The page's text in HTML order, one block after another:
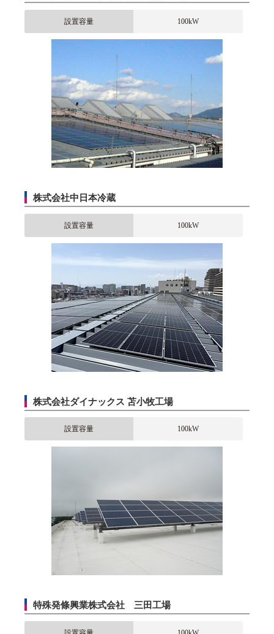
設置容量 100kW
株式会社中日本冷蔵
設置容量 100kW
株式会社ダイナックス 苫小牧工場
設置容量 100kW
特殊発條興業株式会社 三田工場